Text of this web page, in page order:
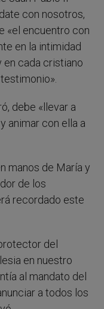
con nosotros,
«el encuentro con
en la intimidad
en cada cristiano
debe «llevar a
animar con ella a
manos de María y
de los
recordado este
del
en nuestro
al mandato del
a todos los